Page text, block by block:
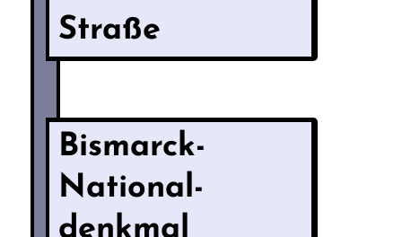
Straße
Bismarck-
National­
denkmal